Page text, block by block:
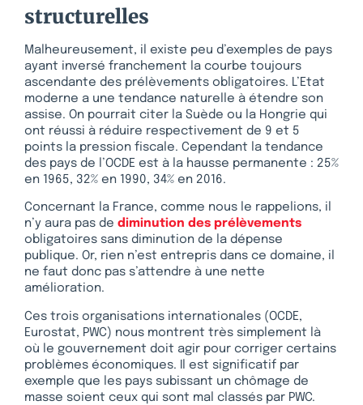
structurelles
Malheureusement, il existe peu d’exemples de pays
ayant inversé franchement la courbe toujours
ascendante des prélèvements obligatoires. L’Etat
moderne a une tendance naturelle à étendre son
assise. On pourrait citer la Suède ou la Hongrie qui
ont réussi à réduire respectivement de 9 et 5
points la pression fiscale. Cependant la tendance
des pays de l’OCDE est à la hausse permanente : 25%
en 1965, 32% en 1990, 34% en 2016.
Concernant la France, comme nous le rappelions, il
n’y aura pas de diminution des prélèvements
obligatoires sans diminution de la dépense
publique. Or, rien n’est entrepris dans ce domaine, il
ne faut donc pas s’attendre à une nette
amélioration.
Ces trois organisations internationales (OCDE,
Eurostat, PWC) nous montrent très simplement là
où le gouvernement doit agir pour corriger certains
problèmes économiques. Il est significatif par
exemple que les pays subissant un chômage de
masse soient ceux qui sont mal classés par PWC.